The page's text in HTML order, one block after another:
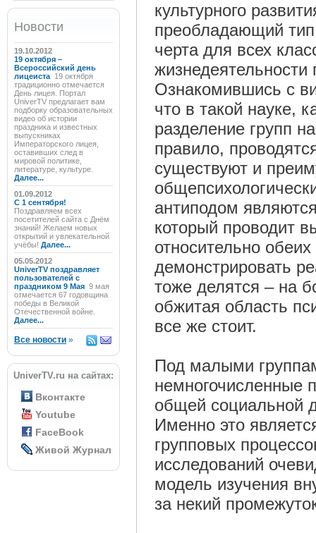
Новости
19.10.2012
19 октября –
Всероссийский день
лицеиста 19 октября
традиционно отмечается
День лицея. Портал
UniverTV предлагает вам
подборку образовательных
видео об истории
праздника и известных
выпускниках
Императорского лицея,
оставивших след в
мировой политике,
литературе, культуре.
Далее...
01.09.2012
C 1 сентября!
Поздравляем всех
посетителей сайта с Днём
знаний! Желаем новых
открытий и увлекательной
учёбы! Далее...
05.05.2012
UniverTV поздравляет
пользователей с
праздником 9 Мая 9 мая
отмечается 67 годовщина
победы в Великой
Отечественной войне.
Далее...
Все новости »
UniverTV.ru на сайтах:
Вконтакте
Youtube
FaceBook
Живой Журнал
культурного
преобладающий
черта для всех
жизнедеятельности
Ознакомившись с
что в такой науке,
разделение групп
правило,
существуют и
антиподом
который проводит
относительно
демонстрировать
тоже делятся – на
обжитая область
все же стоит.
Под малыми
немногочисленные
общей социальной
Именно это
групповых
исследований
модель изучения
за некий